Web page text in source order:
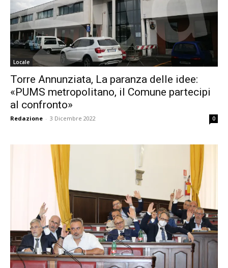
Locale
Torre Annunziata, La paranza delle idee:
«PUMS metropolitano, il Comune partecipi
al confronto»
Redazione - 3 Dicembre 2022 0